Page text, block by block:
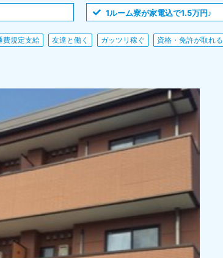
1ルーム寮が家電込で1.5万円♪
費規定支給 友達と働く ガッツリ稼ぐ 資格・免許が取れる